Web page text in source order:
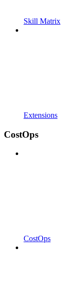
Skill Matrix
Extensions
CostOps
CostOps